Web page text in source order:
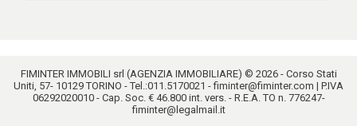
FIMINTER IMMOBILI srl (AGENZIA IMMOBILIARE) © 2026 - Corso Stati
Uniti, 57- 10129 TORINO - Tel.:011.5170021 -fiminter@fiminter.com | P.IVA
06292020010 - Cap. Soc. € 46.800 int. vers. - R.E.A. TO n. 776247-
fiminter@legalmail.it